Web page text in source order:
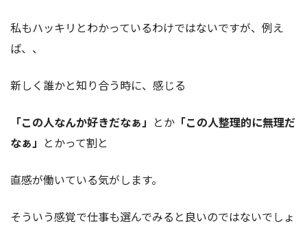
私もハッキリとわかっているわけではないですが、例え
ば、、
新しく誰かと知り合う時に、感じる
「この人なんか好きだなぁ」 とか 「この人整理的に無理だ
なぁ」 とかって割と
直感が働いている気がします。
そういう感覚で仕事も選んでみると良いのではないでしょ